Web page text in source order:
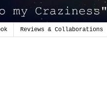
Reviews & Collaborations